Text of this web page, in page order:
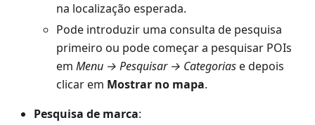
na localização esperada.
Pode introduzir uma consulta de pesquisa
primeiro ou pode começar a pesquisar POIs
em Menu → Pesquisar → Categoriase depois
clicar em Mostrar no mapa.
Pesquisa de marca: